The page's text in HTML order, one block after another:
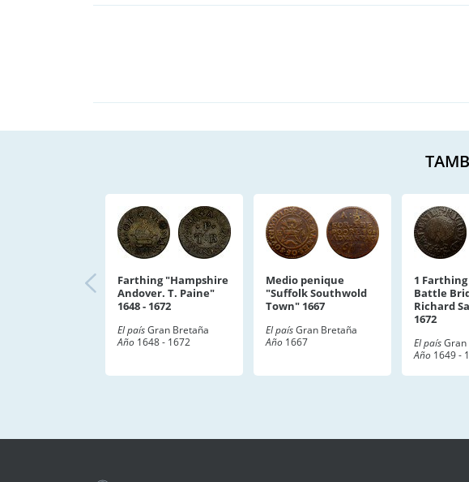
Farthing "Hampshire
Andover. T. Paine"
1648 - 1672
El paísGran Bretaña
Año 1648 - 1672
Medio penique
"Suffolk Southwold
Town" 1667
El paísGran Bretaña
Año 1667
1
Battle
Richard
1672
El paísGran
Año 1649 -